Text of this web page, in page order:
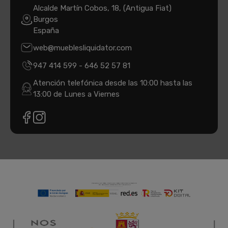
Alcalde Martín Cobos, 18, (Antigua Fiat)
Burgos
España
web@mueblesliquidator.com
947 414 599 - 646 52 57 81
Atención telefónica desde las 10:00 hasta las
13:00 de Lunes a Viernes